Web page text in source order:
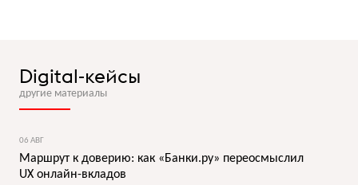
Digital-кейсы
другие материалы
06 АВГ
Маршрут к доверию: как «Банки.ру» переосмыслил
UX онлайн-вкладов